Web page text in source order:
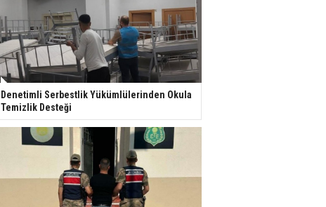
Denetimli Serbestlik Yükümlülerinden Okula
Temizlik Desteği